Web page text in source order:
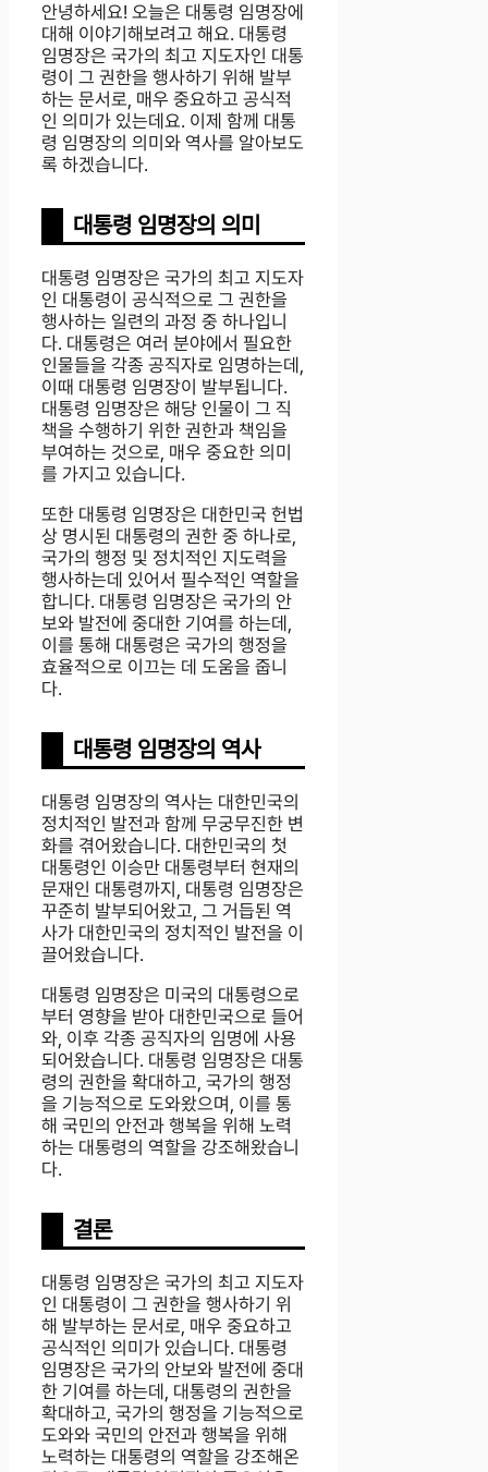
안녕하세요! 오늘은 대통령 임명장에
대해 이야기해보려고 해요. 대통령
임명장은 국가의 최고 지도자인 대통
령이 그 권한을 행사하기 위해 발부
하는 문서로, 매우 중요하고 공식적
인 의미가 있는데요. 이제 함께 대통
령 임명장의 의미와 역사를 알아보도
록 하겠습니다.
대통령 임명장의 의미
대통령 임명장은 국가의 최고 지도자
인 대통령이 공식적으로 그 권한을
행사하는 일련의 과정 중 하나입니
다. 대통령은 여러 분야에서 필요한
인물들을 각종 공직자로 임명하는데,
이때 대통령 임명장이 발부됩니다.
대통령 임명장은 해당 인물이 그 직
책을 수행하기 위한 권한과 책임을
부여하는 것으로, 매우 중요한 의미
를 가지고 있습니다.
또한 대통령 임명장은 대한민국 헌법
상 명시된 대통령의 권한 중 하나로,
국가의 행정 및 정치적인 지도력을
행사하는데 있어서 필수적인 역할을
합니다. 대통령 임명장은 국가의 안
보와 발전에 중대한 기여를 하는데,
이를 통해 대통령은 국가의 행정을
효율적으로 이끄는 데 도움을 줍니
다.
대통령 임명장의 역사
대통령 임명장의 역사는 대한민국의
정치적인 발전과 함께 무궁무진한 변
화를 겪어왔습니다. 대한민국의 첫
대통령인 이승만 대통령부터 현재의
문재인 대통령까지, 대통령 임명장은
꾸준히 발부되어왔고, 그 거듭된 역
사가 대한민국의 정치적인 발전을 이
끌어왔습니다.
대통령 임명장은 미국의 대통령으로
부터 영향을 받아 대한민국으로 들어
와, 이후 각종 공직자의 임명에 사용
되어왔습니다. 대통령 임명장은 대통
령의 권한을 확대하고, 국가의 행정
을 기능적으로 도와왔으며, 이를 통
해 국민의 안전과 행복을 위해 노력
하는 대통령의 역할을 강조해왔습니
다.
결론
대통령 임명장은 국가의 최고 지도자
인 대통령이 그 권한을 행사하기 위
해 발부하는 문서로, 매우 중요하고
공식적인 의미가 있습니다. 대통령
임명장은 국가의 안보와 발전에 중대
한 기여를 하는데, 대통령의 권한을
확대하고, 국가의 행정을 기능적으로
도와와 국민의 안전과 행복을 위해
노력하는 대통령의 역할을 강조해온